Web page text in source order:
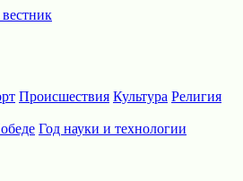
Происшествия Культура Религия
Год науки и технологии